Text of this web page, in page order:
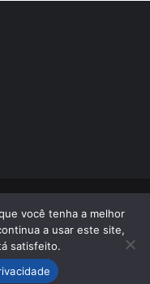
| Desenvolvido
você tenha a melhor
a usar este site,
satisfeito.